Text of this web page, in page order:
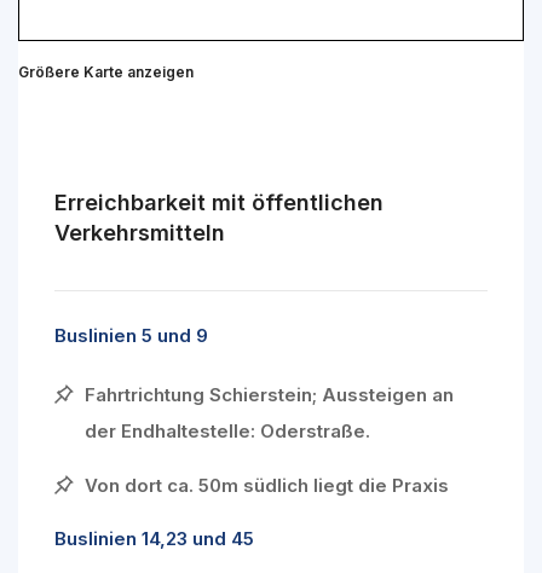
Größere Karte anzeigen
Erreichbarkeit mit öffentlichen
Verkehrsmitteln
Buslinien 5 und 9
Fahrtrichtung Schierstein; Aussteigen an
der Endhaltestelle: Oderstraße.
Von dort ca. 50m südlich liegt die Praxis
Buslinien 14,23 und 45